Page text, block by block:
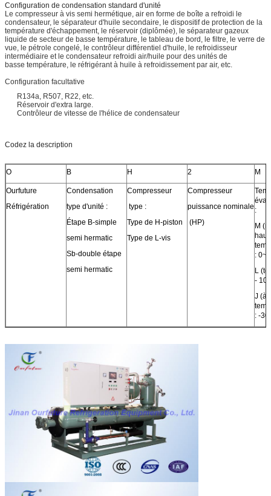
Configuration de condensation standard d'unité
Le compresseur à vis semi hermétique, air en forme de boîte a refroidi le
condensateur, le séparateur d'huile secondaire, le dispositif de protection de la
température d'échappement, le réservoir (diplômée), le séparateur gazeux
liquide de secteur de basse température, le tableau de bord, le filtre, le verre de
vue, le pétrole congelé, le contrôleur différentiel d'huile, le refroidisseur
intermédiaire et le condensateur refroidi air/huile pour des unités de
basse température, le réfrigérant à huile à refroidissement par air, etc.
Configuration facultative
R134a, R507, R22, etc.
Réservoir d'extra large.
Contrôleur de vitesse de l'hélice de condensateur
Codez la description
O B H 2 M
Ourfuture
Réfrigération
Condensation
type d'unité :
Étape B-simple
semi hermatic
Sb-double étape
semi hermatic
Compresseur
type :
Type de H-piston
Type de L-vis
Compresseur
puissance nominale
(HP)
:
M
:
L
-
J (à
: -